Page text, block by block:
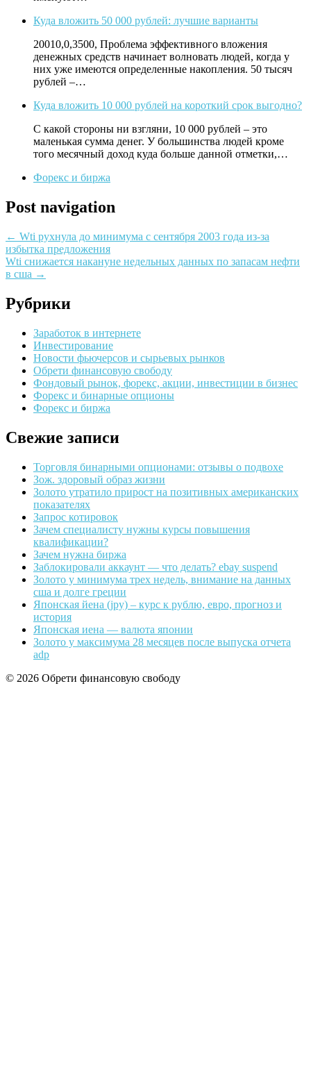
Куда вложить 50 000 рублей: лучшие варианты
20010,0,3500, Проблема эффективного вложения
денежных средств начинает волновать людей, когда у
них уже имеются определенные накопления. 50 тысяч
рублей –…
Куда вложить 10 000 рублей на короткий срок выгодно?
С какой стороны ни взгляни, 10 000 рублей – это
маленькая сумма денег. У большинства людей кроме
того месячный доход куда больше данной отметки,…
Форекс и биржа
Post navigation
← Wti рухнула до минимума с сентября 2003 года из-за
избытка предложения
Wti снижается накануне недельных данных по запасам нефти
в сша →
Рубрики
Заработок в интернете
Инвестирование
Новости фьючерсов и сырьевых рынков
Обрети финансовую свободу
Фондовый рынок, форекс, акции, инвестиции в бизнес
Форекс и бинарные опционы
Форекс и биржа
Свежие записи
Торговля бинарными опционами: отзывы о подвохе
Зож. здоровый образ жизни
Золото утратило прирост на позитивных американских
показателях
Запрос котировок
Зачем специалисту нужны курсы повышения
квалификации?
Зачем нужна биржа
Заблокировали аккаунт — что делать? ebay suspend
Золото у минимума трех недель, внимание на данных
сша и долге греции
Японская йена (jpy) – курс к рублю, евро, прогноз и
история
Японская иена — валюта японии
Золото у максимума 28 месяцев после выпуска отчета
adp
© 2026 Обрети финансовую свободу